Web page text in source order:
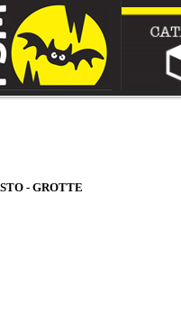
- GROTTE